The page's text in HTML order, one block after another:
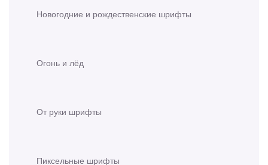
Новогодние и рождественские шрифты
Огонь и лёд
От руки шрифты
Пиксельные шрифты